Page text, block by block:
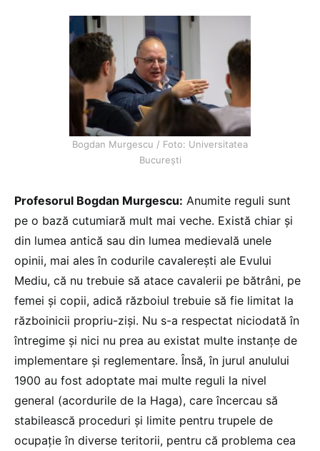
Bogdan Murgescu / Foto: Universitatea
București
Profesorul Bogdan Murgescu: Anumite reguli sunt
pe o bază cutumiară mult mai veche. Există chiar și
din lumea antică sau din lumea medievală unele
opinii, mai ales în codurile cavalerești ale Evului
Mediu, că nu trebuie să atace cavalerii pe bătrâni, pe
femei și copii, adică războiul trebuie să fie limitat la
războinicii propriu-ziși. Nu s-a respectat niciodată în
întregime și nici nu prea au existat multe instanțe de
implementare și reglementare. Însă, în jurul anulului
1900 au fost adoptate mai multe reguli la nivel
general (acordurile de la Haga), care încercau să
stabilească proceduri și limite pentru trupele de
ocupație în diverse teritorii, pentru că problema cea